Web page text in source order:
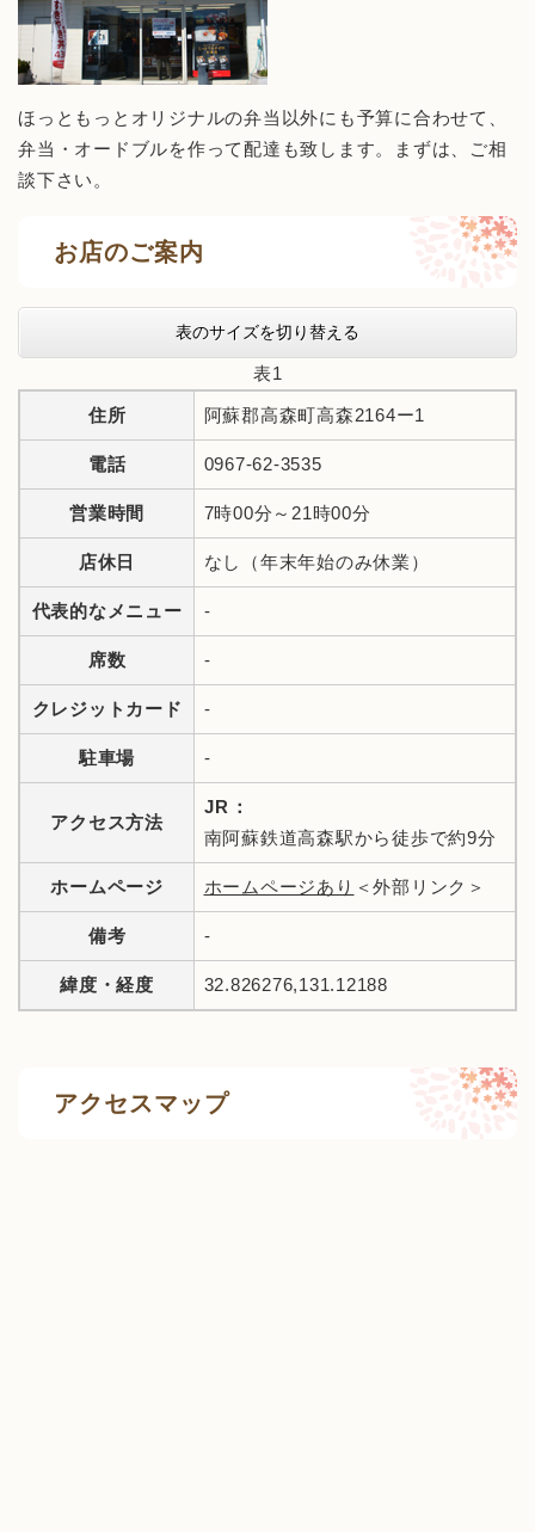
ほっともっとオリジナルの弁当以外にも予算に合わせて、
弁当・オードブルを作って配達も致します。まずは、ご相
談下さい。
お店のご案内
表のサイズを切り替える
表1
住所 阿蘇郡高森町高森2164ー1
電話 0967-62-3535
営業時間 7時00分～21時00分
店休日 なし（年末年始のみ休業）
代表的なメニュー -
席数 -
クレジットカード -
駐車場 -
アクセス方法
JR：
南阿蘇鉄道高森駅から徒歩で約9分
ホームページ ホームページあり ＜外部リンク＞
備考 -
緯度・経度 32.826276,131.12188
アクセスマップ